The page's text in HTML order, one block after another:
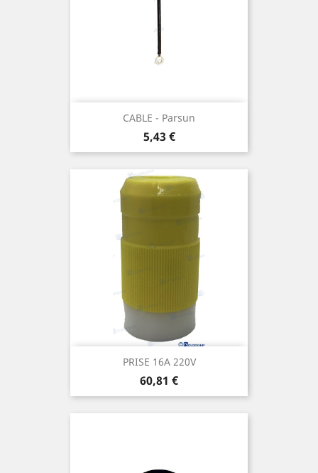
CABLE - Parsun
Prix
5,43 €
PRISE 16A 220V
Prix
60,81 €